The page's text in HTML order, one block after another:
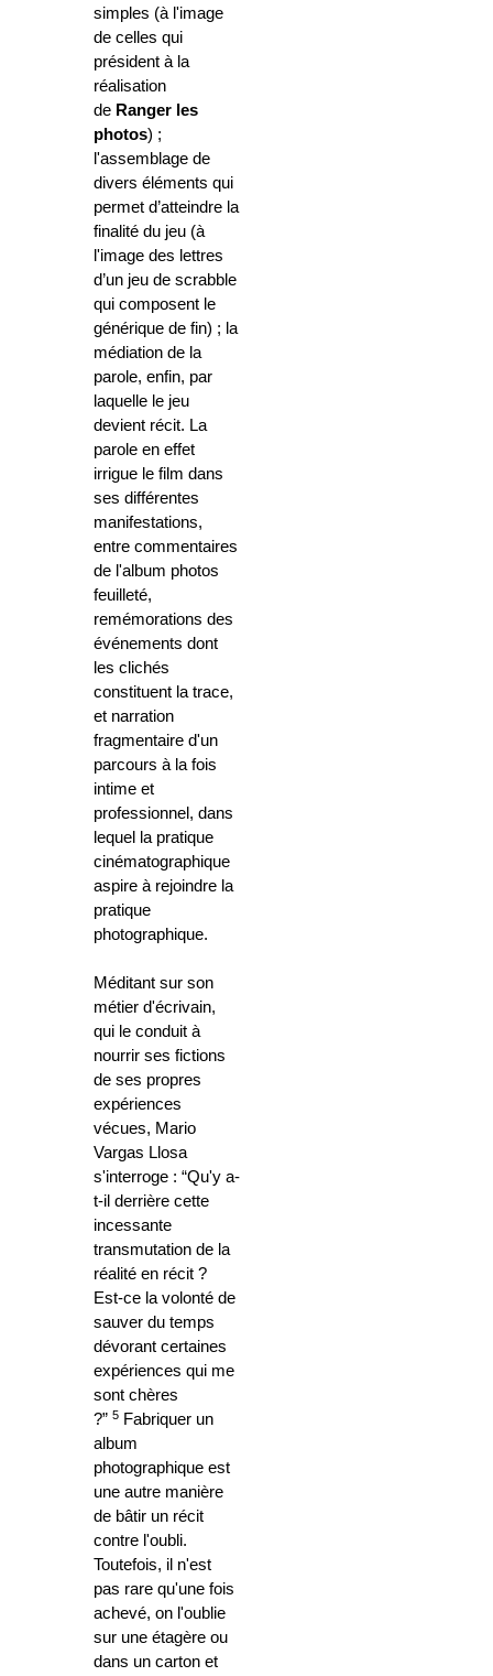
simples (à l'image
de celles qui
président à la
réalisation
de Ranger les
photos) ;
l'assemblage de
divers éléments qui
permet d’atteindre la
finalité du jeu (à
l'image des lettres
d’un jeu de scrabble
qui composent le
générique de fin) ; la
médiation de la
parole, enfin, par
laquelle le jeu
devient récit. La
parole en effet
irrigue le film dans
ses différentes
manifestations,
entre commentaires
de l'album photos
feuilleté,
remémorations des
événements dont
les clichés
constituent la trace,
et narration
fragmentaire d'un
parcours à la fois
intime et
professionnel, dans
lequel la pratique
cinématographique
aspire à rejoindre la
pratique
photographique.
Méditant sur son
métier d'écrivain,
qui le conduit à
nourrir ses fictions
de ses propres
expériences
vécues, Mario
Vargas Llosa
s'interroge : “Qu'y a-
t-il derrière cette
incessante
transmutation de la
réalité en récit ?
Est-ce la volonté de
sauver du temps
dévorant certaines
expériences qui me
sont chères
?” 5 Fabriquer un
album
photographique est
une autre manière
de bâtir un récit
contre l'oubli.
Toutefois, il n'est
pas rare qu'une fois
achevé, on l'oublie
sur une étagère ou
dans un carton et